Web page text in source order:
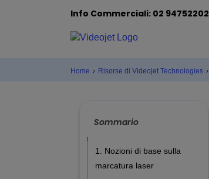
Info Commerciali: 02 94752202
Home › Risorse di Videojet Technologies ›
Sommario
1. Nozioni di base sulla
marcatura laser